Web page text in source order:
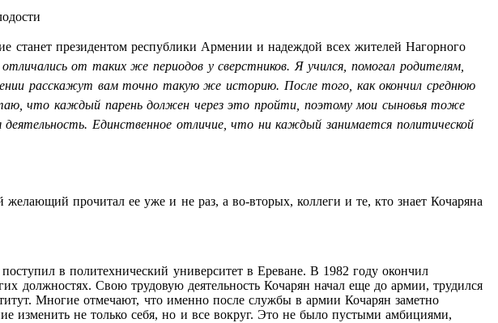
станет президентом республики Армении и надеждой всех жителей Нагорного
от таких же периодов у сверстников. Я учился, помогал родителям,
расскажут вам точно такую же историю. После того, как окончил среднюю
что каждый парень должен через это пройти, поэтому мои сыновья тоже
Единственное отличие, что ни каждый занимается политической
прочитал ее уже и не раз, а во-вторых, коллеги и те, кто знает Кочаряна
в политехнический университет в Ереване. В 1982 году окончил
должностях. Свою трудовую деятельность Кочарян начал еще до армии, трудился
Многие отмечают, что именно после службы в армии Кочарян заметно
изменить не только себя, но и все вокруг. Это не было пустыми амбициями,